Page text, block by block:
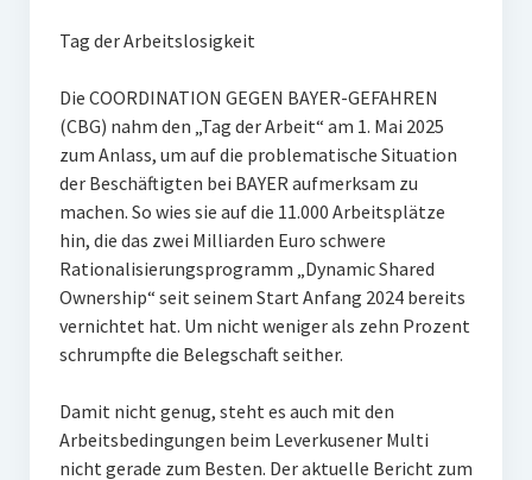
Tag der Arbeitslosigkeit
Die COORDINATION GEGEN BAYER-GEFAHREN
(CBG) nahm den „Tag der Arbeit“ am 1. Mai 2025
zum Anlass, um auf die problematische Situation
der Beschäftigten bei BAYER aufmerksam zu
machen. So wies sie auf die 11.000 Arbeitsplätze
hin, die das zwei Milliarden Euro schwere
Rationalisierungsprogramm „Dynamic Shared
Ownership“ seit seinem Start Anfang 2024 bereits
vernichtet hat. Um nicht weniger als zehn Prozent
schrumpfte die Belegschaft seither.
Damit nicht genug, steht es auch mit den
Arbeitsbedingungen beim Leverkusener Multi
nicht gerade zum Besten. Der aktuelle Bericht zum